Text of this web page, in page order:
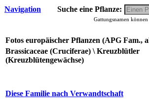
Navigation Suche eine Pflanze:
Gattungsnamen
Fotos europäischer Pflanzen (APG Fam.,
Brassicaceae (Cruciferae) \ Kreuzblütler
(Kreuzblütengewächse)
Diese Familie nach Verwandtschaft